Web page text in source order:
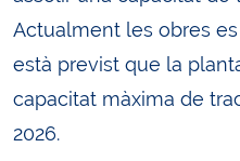
Actualment les obres
està previst que la
capacitat màxima de
2026.